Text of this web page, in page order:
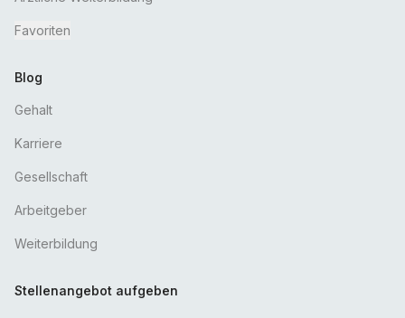
Favoriten
Blog
Gehalt
Karriere
Gesellschaft
Arbeitgeber
Weiterbildung
Stellenangebot aufgeben